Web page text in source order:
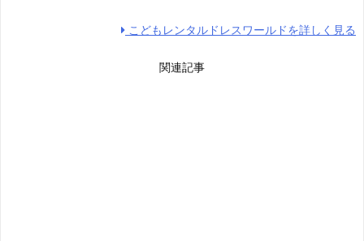
こどもレンタルドレスワールドを詳しく見る
関連記事